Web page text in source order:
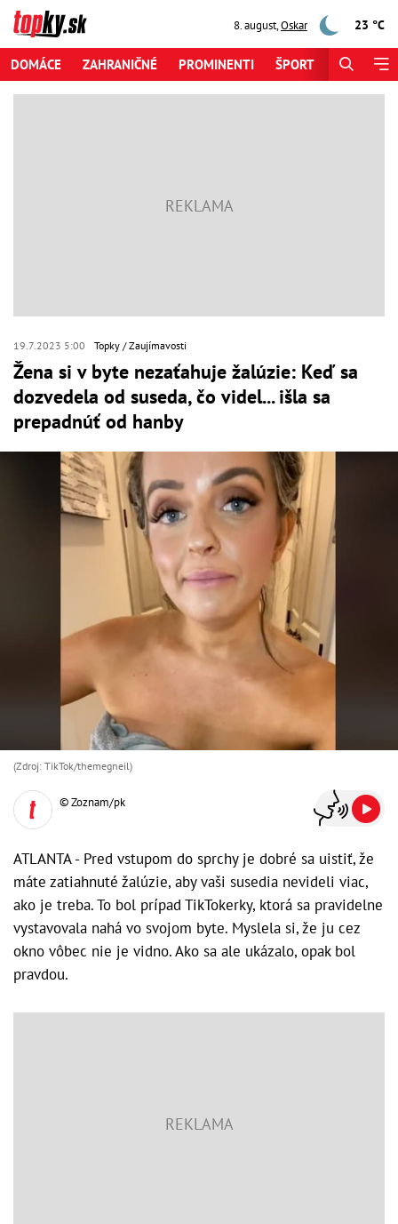
8. august,Oskar 23 °C
DOMÁCE ZAHRANIČNÉ PROMINENTI ŠPORT
19.7.2023 5:00 Topky Zaujímavosti
Žena si v byte nezaťahuje žalúzie: Keď sa
dozvedela od suseda, čo videl... išla sa
prepadnúť od hanby
(Zdroj: TikTok/themegneil)
© Zoznam/pk
ATLANTA - Pred vstupom do sprchy je dobré sa uistiť, že
máte zatiahnuté žalúzie, aby vaši susedia nevideli viac,
ako je treba. To bol prípad TikTokerky, ktorá sa pravidelne
vystavovala nahá vo svojom byte. Myslela si, že ju cez
okno vôbec nie je vidno. Ako sa ale ukázalo, opak bol
pravdou.